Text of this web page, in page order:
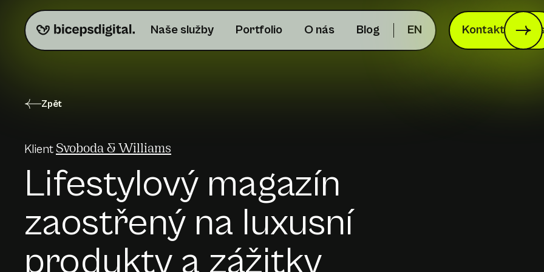
Naše služby Portfolio O nás Blog EN Kontaktujte
Zpět
Klient Svoboda & Williams
Lifestylový magazín
zaostřený na luxusní
produkty a zážitky